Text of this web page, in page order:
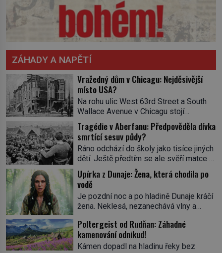
ZÁHADY A NAPĚTÍ
Vražedný dům v Chicagu: Nejděsivější
místo USA?
Na rohu ulic West 63rd Street a South
Wallace Avenue v Chicagu stojí
nenápadná pošta. Nemá žádný speciální
nápis ani pamětní desku. A přesto prý
místní zaměstnanci neradi chodí do
sklepa. Právě tady totiž sídlil sériový
vrah H. H. Holmes a také
nejpropracovanější past na lidi
v dějinách americké kriminalistiky.
Herman Webster Mudgett (1861–1896)
přijíždí […]
Tragédie v Aberfanu: Předpověděla dívka
smrtící sesuv půdy?
Ráno odchází do školy jako tisíce jiných
dětí. Ještě předtím se ale svěří matce s
podivným snem. Ve škole, kterou dobře
zná, tentokrát nevidí budovu ani
spolužáky. Místo nich se před ní tyčí
cosi temného. O několik hodin později je
mrtvá. Mohla devítiletá Zahlédla vlastní
osud? Dne 21. října 1966 se velšská
vesnice Aberfan […]
Upírka z Dunaje: Žena, která chodila po
vodě
Je pozdní noc a po hladině Dunaje kráčí
žena. Neklesá, nezanechává vlny a
pod ní byla dlažbou. Muž, který ji z
břehu pozoruje, ji údajně poznává, jenže
Ruža Vlajna má být v tu chvíli mrtvá celé
Poltergeist od Rudňan: Záhadné
kamenování odnikud!
Kámen dopadl na hladinu řeky bez